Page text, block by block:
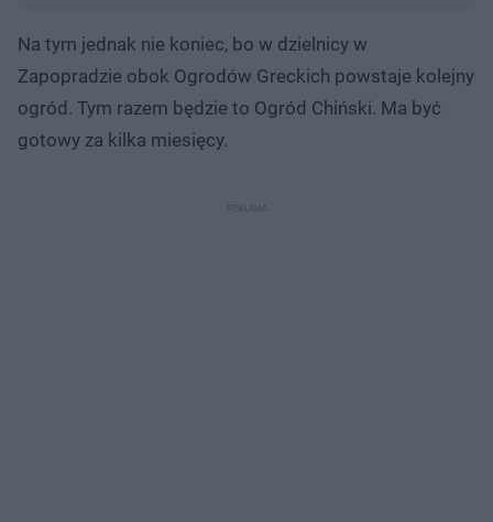
Na tym jednak nie koniec, bo w dzielnicy w
Zapopradzie obok Ogrodów Greckich powstaje kolejny
ogród. Tym razem będzie to Ogród Chiński. Ma być
gotowy za kilka miesięcy.